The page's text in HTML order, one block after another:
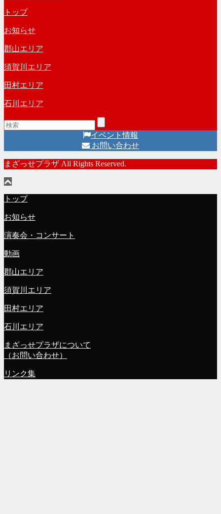
ー
カ
イ
ブ
トップ
お知らせ
郡山エリア
須賀川エリア
田村エリア
石川エリア
イベント情報
お問い合わせ
まざっせプラザ All Rights Reserved.
トップ
お知らせ
演奏会・コンサート
動画
郡山エリア
須賀川エリア
田村エリア
石川エリア
まざっせプラザについて
（お問い合わせ）
リンク集